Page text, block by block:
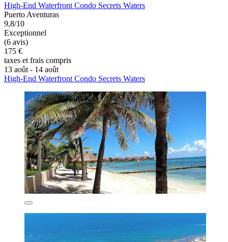
High-End Waterfront Condo Secrets Waters
Puerto Aventuras
9,8/10
Exceptionnel
(6 avis)
175 €
taxes et frais compris
13 août - 14 août
High-End Waterfront Condo Secrets Waters